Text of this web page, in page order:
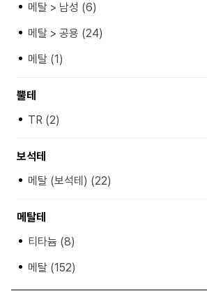
메탈 > 남성 (6)
메탈 > 공용 (24)
메탈 (1)
뿔테
TR (2)
보석테
메탈 (보석테) (22)
메탈테
티타늄 (8)
메탈 (152)